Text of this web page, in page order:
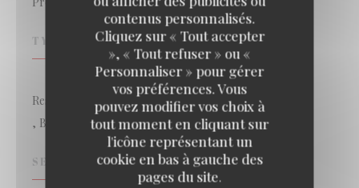
contenus personnalisés.
Cliquez sur « Tout accepter
», « Tout refuser » ou «
Personnaliser » pour gérer
vos préférences. Vous
pouvez modifier vos choix à
tout moment en cliquant sur
l'icône représentant un
cookie en bas à gauche des
pages du site.
TYPE DE RESTAURANT
Restaurant traditionnel
, Brasserie
SERVICES
Brasserie les petits Carreaux